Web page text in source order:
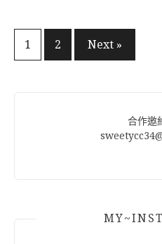
文
1 2 Next »
合作邀